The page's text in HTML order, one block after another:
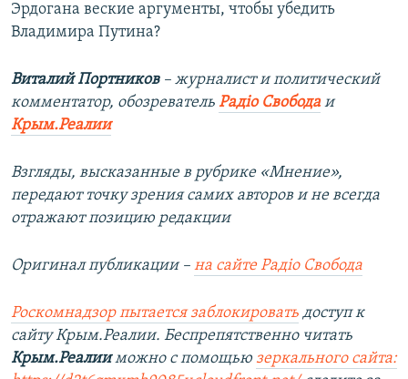
Эрдогана веские аргументы, чтобы убедить
Владимира Путина?
Виталий Портников– журналист и политический
комментатор, обозреватель Радіо Свободаи
Крым.Реалии
Взгляды, высказанные в рубрике «Мнение»,
передают точку зрения самих авторов и не всегда
отражают позицию редакции
Оригинал публикации – на сайте Радіо Свобода
Роскомнадзор пытается заблокировать доступ к
сайту Крым.Реалии. Беспрепятственно читать
Крым.Реалииможно с помощью зеркального сайта: